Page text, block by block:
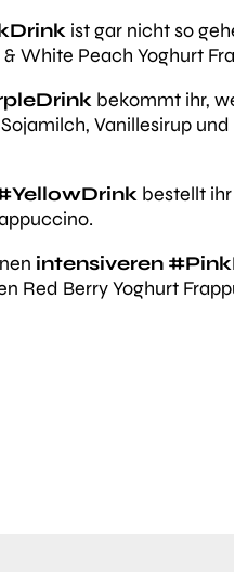
ist gar nicht so
White Peach Yoghurt
bekommt ihr,
Vanillesirup
bestellt
intensiveren
Red Berry Yoghurt